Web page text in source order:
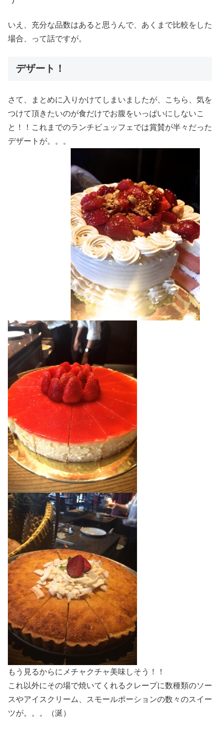
いえ、充分な品数はあると思うんで、あくまで比較をした
場合、って話ですが。
デザート！
さて、まとめに入りかけてしまいましたが、こちら、気を
つけて頂きたいのが食だけでお腹をいっぱいにしないこ
と！！これまでのランチビュッフェでは賞賛が半々だった
デザートが。。。
もう見るからにメチャクチャ美味しそう！！
これ以外にその場で焼いてくれるクレープに数種類のソー
スやアイスクリーム、スモールポーションの数々のスイー
ツが。。。（涎）